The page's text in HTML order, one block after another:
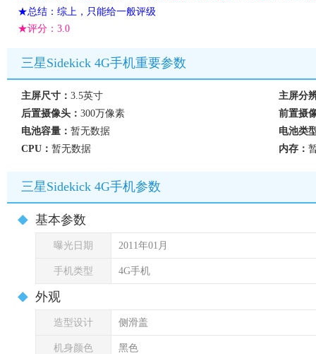
★总结：综上，只能给一般评级
★评分： 3.0
三星Sidekick 4G手机重要参数
主屏尺寸： 3.5英寸
主屏分
后置摄像头： 300万像素
前置摄
电池容量： 暂无数据
电池类
CPU： 暂无数据 内存：
三星Sidekick 4G手机参数
基本参数
曝光日期 2011年01月
手机类型 4G手机
外观
造型设计 侧滑盖
机身颜色 黑色